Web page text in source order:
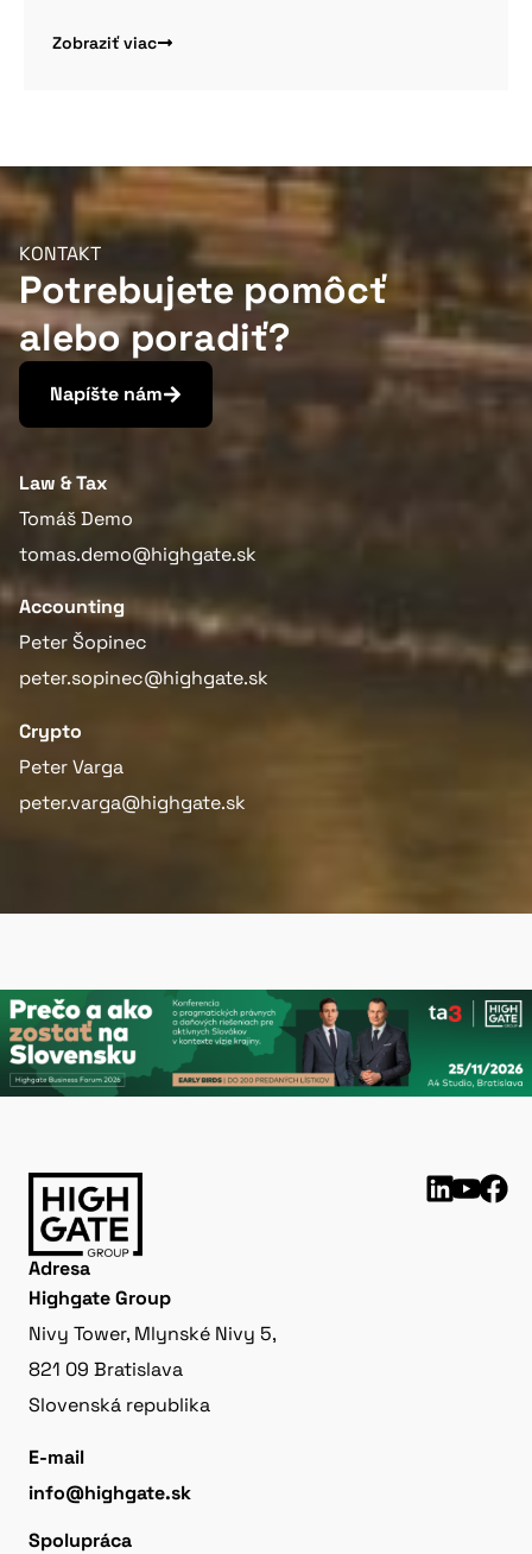
Zobraziť viac
KONTAKT
Potrebujete pomôcť
alebo poradiť?
Napíšte nám
Law & Tax
Tomáš Demo
tomas.demo@highgate.sk
Accounting
Peter Šopinec
peter.sopinec@highgate.sk
Crypto
Peter Varga
peter.varga@highgate.sk
Adresa
Highgate Group
Nivy Tower, Mlynské Nivy 5,
821 09 Bratislava
Slovenská republika
E-mail
info@highgate.sk
Spolupráca